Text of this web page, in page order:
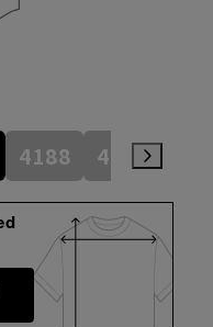
4188 4386